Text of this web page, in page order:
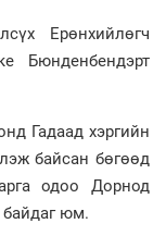
Ерөнхийлөгч
Бюнденбендэрт
Гадаад хэргийн
байсан бөгөөд
одоо Дорнод
байдаг юм.